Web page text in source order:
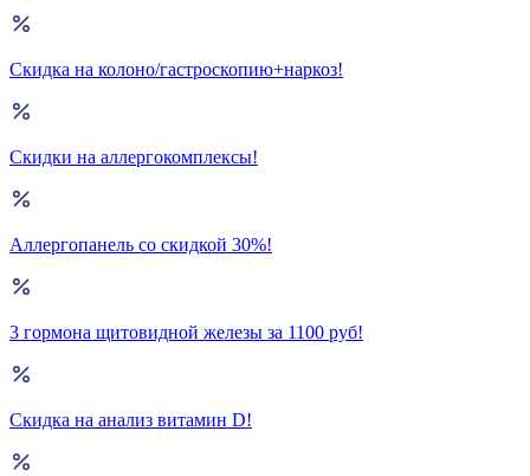
Скидка на колоно/гастроскопию+наркоз!
Скидки на аллергокомплексы!
Аллергопанель со скидкой 30%!
3 гормона щитовидной железы за 1100 руб!
Скидка на анализ витамин D!